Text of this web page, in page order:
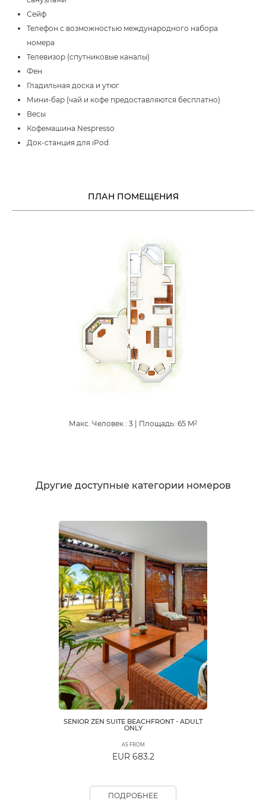
Сейф
Телефон с возможностью международного набора
номера
Телевизор (спутниковые каналы)
Фен
Гладильная доска и утюг
Мини-бар (чай и кофе предоставляются бесплатно)
Весы
Кофемашина Nespresso
Док-станция для iPod
ПЛАН ПОМЕЩЕНИЯ
Макс. Человек : 3 Площадь: 65 M2
Другие доступные категории номеров
SENIOR ZEN SUITE BEACHFRONT - ADULT
ONLY
AS FROM
EUR 683.2
ПОДРОБНЕЕ